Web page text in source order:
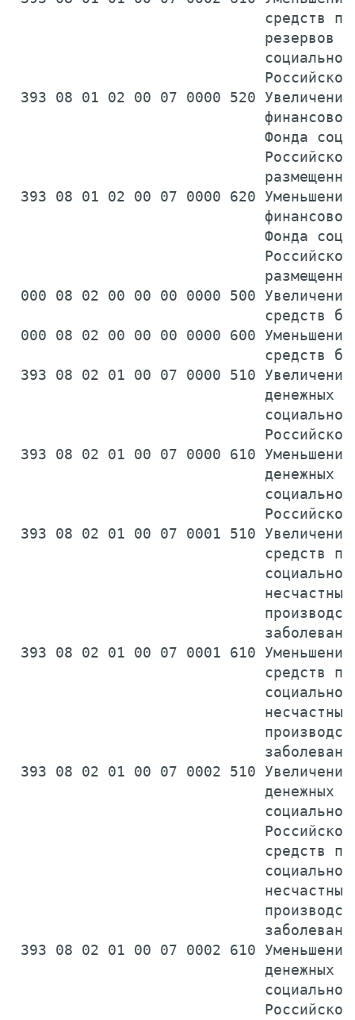
средств
резервов
393 08 01 02 00 07 0000 520 Увеличение
Фонда
393 08 01 02 00 07 0000 620 Уменьшение
Фонда
000 08 02 00 00 00 0000 500 Увеличение
средств
000 08 02 00 00 00 0000 600 Уменьшение
средств
393 08 02 01 00 07 0000 510 Увеличение
денежных
393 08 02 01 00 07 0000 610 Уменьшение
денежных
393 08 02 01 00 07 0001 510 Увеличение
средств
393 08 02 01 00 07 0001 610 Уменьшение
средств
393 08 02 01 00 07 0002 510 Увеличение
денежных
средств
393 08 02 01 00 07 0002 610 Уменьшение
денежных